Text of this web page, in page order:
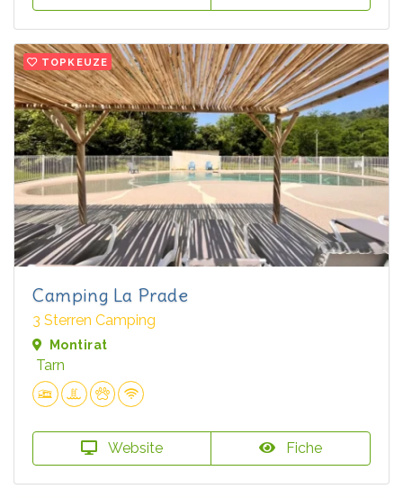
TOPKEUZE
Camping La Prade
3 Sterren Camping
Montirat
Tarn
Website Fiche